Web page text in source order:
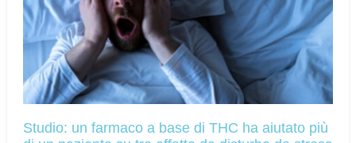
Studio: un farmaco a base di THC ha aiutato più